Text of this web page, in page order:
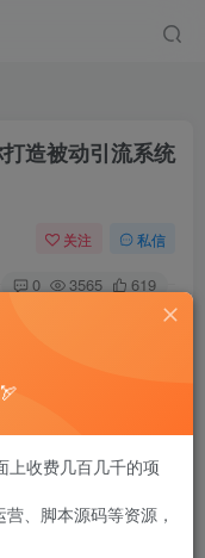
造被动引流系统
关注 私信
0 3565 619
动引流，粉丝价值
上收费几百几千的项
、脚本源码等资源，